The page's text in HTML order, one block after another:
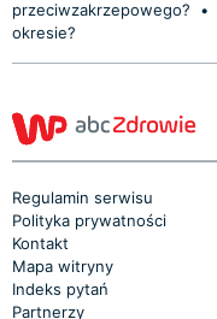
przeciwzakrzepowego?
•
okresie?
Regulamin serwisu
Polityka prywatności
Kontakt
Mapa witryny
Indeks pytań
Partnerzy